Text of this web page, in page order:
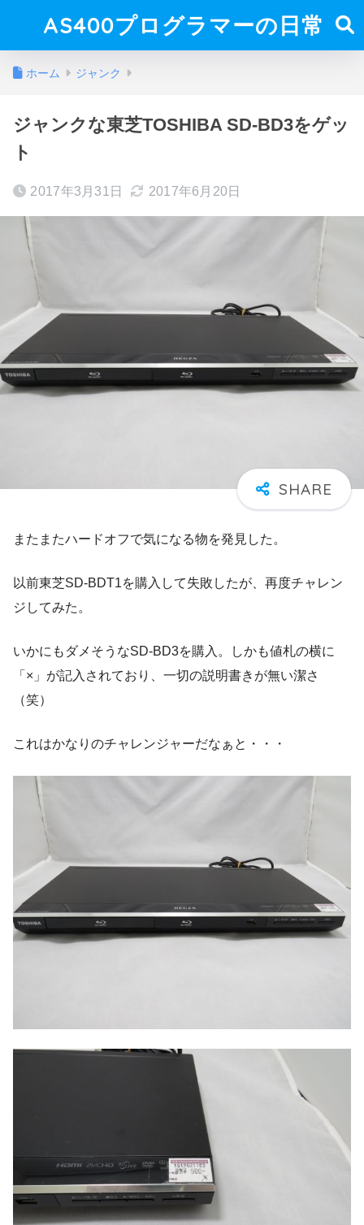
AS400プログラマーの日常
ホーム ジャンク
ジャンクな東芝TOSHIBA SD-BD3をゲッ
ト
2017年3月31日 2017年6月20日
またまたハードオフで気になる物を発見した。
以前東芝SD-BDT1を購入して失敗したが、再度チャレン
ジしてみた。
いかにもダメそうなSD-BD3を購入。しかも値札の横に
「×」が記入されており、一切の説明書きが無い潔さ
（笑）
これはかなりのチャレンジャーだなぁと・・・